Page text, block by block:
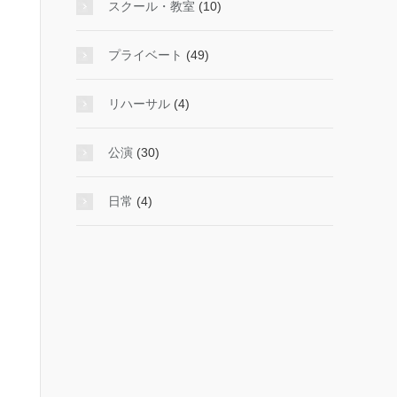
スクール・教室 (10)
プライベート (49)
リハーサル (4)
公演 (30)
日常 (4)